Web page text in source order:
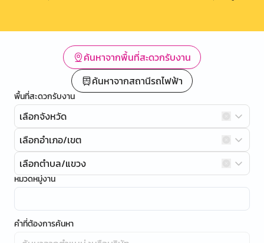
ค้นหาจากพื้นที่สะดวกรับงาน
ค้นหาจากสถานีรถไฟฟ้า
พื้นที่สะดวกรับงาน
เลือกจังหวัด
เลือกอำเภอ/เขต
เลือกตำบล/แขวง
หมวดหมู่งาน
คำที่ต้องการค้นหา